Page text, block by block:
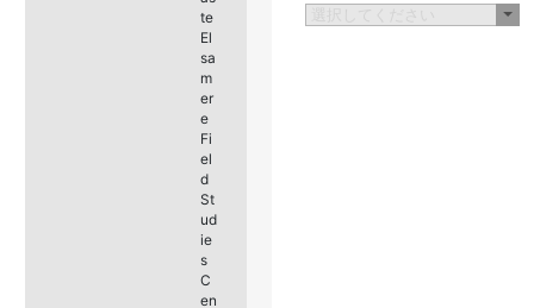
te
El
sa
m
er
e
Fi
el
d
St
ud
ie
s
C
en